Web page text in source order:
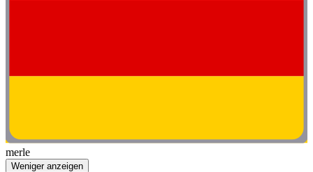
merle
Weniger anzeigen